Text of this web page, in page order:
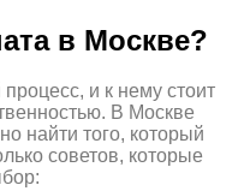
в Москве?
и к нему стоит
В Москве
найти того, который
советов, которые